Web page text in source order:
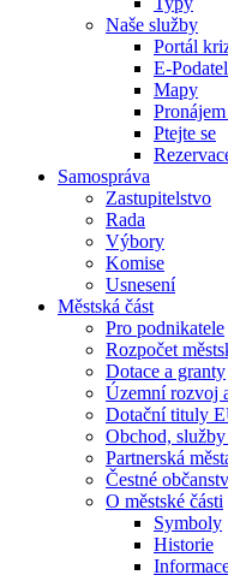
Naše služby
Portál
E-
Mapy
Ptejte se
Samospráva
Zastupitelstvo
Rada
Výbory
Komise
Usnesení
Městská část
Pro podnikatele
Rozpočet
Dotace a granty
Územní rozvoj
Dotační tituly
Obchod,
Partnerská
Čestné
O městské části
Symboly
Historie